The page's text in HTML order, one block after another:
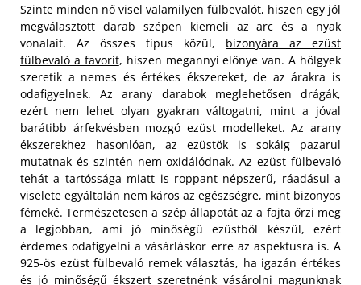
Szinte minden nő visel valamilyen fülbevalót, hiszen egy jól
megválasztott darab szépen kiemeli az arc és a nyak
vonalait. Az összes típus közül, bizonyára az ezüst
fülbevaló a favorit, hiszen megannyi előnye van. A hölgyek
szeretik a nemes és értékes ékszereket, de az árakra is
odafigyelnek. Az arany darabok meglehetősen drágák,
ezért nem lehet olyan gyakran váltogatni, mint a jóval
barátibb árfekvésben mozgó ezüst modelleket. Az arany
ékszerekhez hasonlóan, az ezüstök is sokáig pazarul
mutatnak és szintén nem oxidálódnak. Az ezüst fülbevaló
tehát a tartóssága miatt is roppant népszerű, ráadásul a
viselete egyáltalán nem káros az egészségre, mint bizonyos
fémeké. Természetesen a szép állapotát az a fajta őrzi meg
a legjobban, ami jó minőségű ezüstből készül, ezért
érdemes odafigyelni a vásárláskor erre az aspektusra is. A
925-ös ezüst fülbevaló remek választás, ha igazán értékes
és jó minőségű ékszert szeretnénk vásárolni magunknak